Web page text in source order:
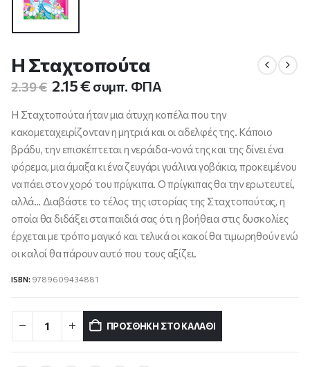
Η Σταχτοπούτα
2.39€ Original
was:
2.39 €.
2.15€Η
τρέχουσα
τιμή
είναι:
2.15 €.
συμπ. ΦΠΑ
Η Σταχτοπούτα ήταν μια άτυχη κοπέλα που την
κακομεταχειρίζονταν η μητριά και οι αδελφές της. Κάποιο
βράδυ, την επισκέπτεται η νεράιδα-νονά της και της δίνει ένα
φόρεμα, μια άμαξα κι ένα ζευγάρι γυάλινα γοβάκια, προκειμένου
να πάει στον χορό του πρίγκιπα. Ο πρίγκιπας θα την ερωτευτεί,
αλλά… Διαβάστε το τέλος της ιστορίας της Σταχτοπούτας, η
οποία θα διδάξει στα παιδιά σας ότι η βοήθεια στις δυσκολίες
έρχεται με τρόπο μαγικό και τελικά οι κακοί θα τιμωρηθούν ενώ
οι καλοί θα πάρουν αυτό που τους αξίζει.
ISBN: 9789609434881
ΠΡΟΣΘΉΚΗ ΣΤΟ ΚΑΛΆΘΙ